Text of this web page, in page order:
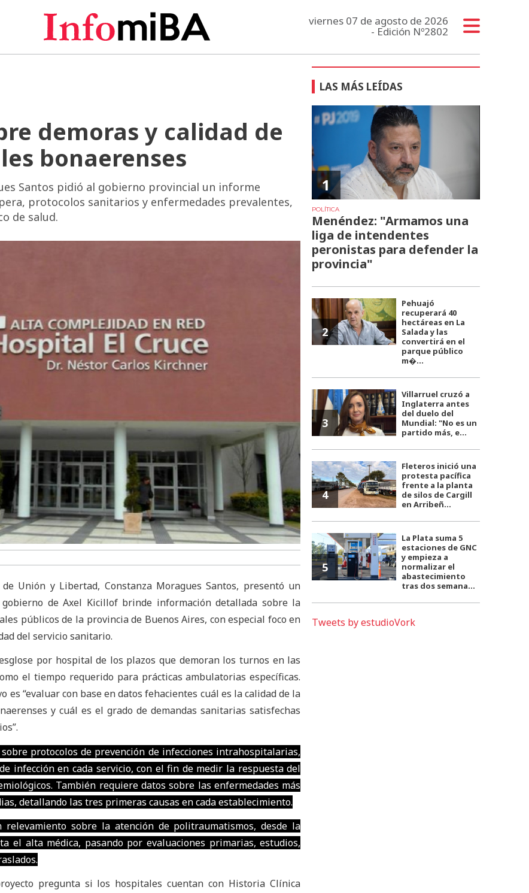
viernes 07 de agosto de 2026
- Edición Nº2802
demoras y calidad de
bonaerenses
Santos pidió al gobierno provincial un informe
protocolos sanitarios y enfermedades prevalentes,
de salud.
Unión y Libertad, Constanza Moragues Santos, presentó un
de Axel Kicillof brinde información detallada sobre la
públicos de la provincia de Buenos Aires, con especial foco en
del servicio sanitario.
por hospital de los plazos que demoran los turnos en las
el tiempo requerido para prácticas ambulatorias específicas.
es “evaluar con base en datos fehacientes cuál es la calidad de la
y cuál es el grado de demandas sanitarias satisfechas
protocolos de prevención de infecciones intrahospitalarias,
infección en cada servicio, con el fin de medir la respuesta del
También requiere datos sobre las enfermedades más
detallando las tres primeras causas en cada establecimiento.
relevamiento sobre la atención de politraumatismos, desde la
el alta médica, pasando por evaluaciones primarias, estudios,
pregunta si los hospitales cuentan con Historia Clínica
LAS MÁS LEÍDAS
1
POLÍTICA
Menéndez: "Armamos una
liga de intendentes
peronistas para defender la
provincia"
2
Pehuajó
recuperará 40
hectáreas en La
Salada y las
convertirá en el
parque público
m�...
3
Villarruel cruzó a
Inglaterra antes
del duelo del
Mundial: "No es un
partido más, e...
4
Fleteros inició una
protesta pacífica
frente a la planta
de silos de Cargill
en Arribeñ...
5
La Plata suma 5
estaciones de GNC
y empieza a
normalizar el
abastecimiento
tras dos semana...
Tweets by estudioVork